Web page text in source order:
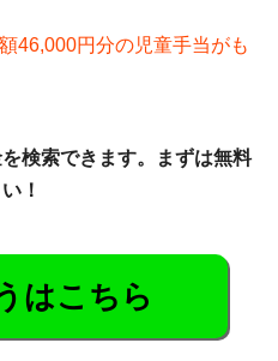
46,000円分の児童手当がも
検索できます。まずは無料
！
はこちら